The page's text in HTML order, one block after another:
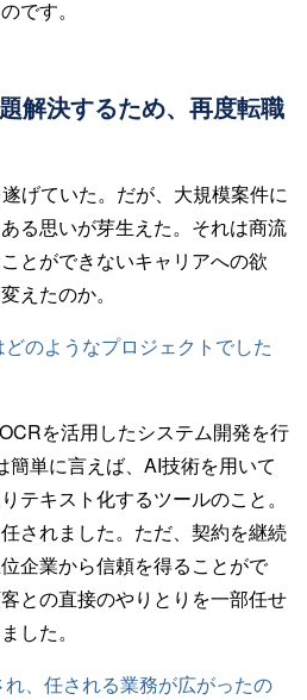
です。
解決するため、再度転職
げていた。だが、大規模案件に
る思いが芽生えた。それは商流
とができないキャリアへの欲
えたのか。
のようなプロジェクトでした
を活用したシステム開発を行
簡単に言えば、AI技術を用いて
テキスト化するツールのこと。
されました。ただ、契約を継続
企業から信頼を得ることがで
との直接のやりとりを一部任せ
した。
、任される業務が広がったの